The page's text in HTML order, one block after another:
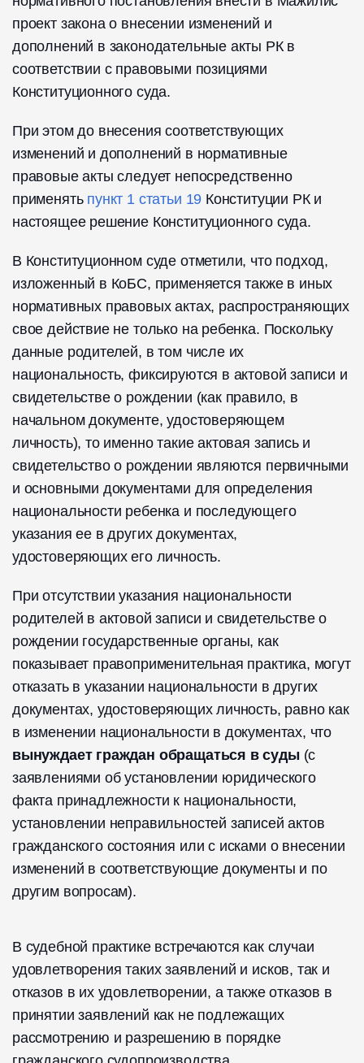
проект закона о внесении изменений и
дополнений в законодательные акты РК в
соответствии с правовыми позициями
Конституционного суда.
При этом до внесения соответствующих
изменений и дополнений в нормативные
правовые акты следует непосредственно
применять пункт 1 статьи 19 Конституции РК и
настоящее решение Конституционного суда.
В Конституционном суде отметили, что подход,
изложенный в КоБС, применяется также в иных
нормативных правовых актах, распространяющих
свое действие не только на ребенка. Поскольку
данные родителей, в том числе их
национальность, фиксируются в актовой записи и
свидетельстве о рождении (как правило, в
начальном документе, удостоверяющем
личность), то именно такие актовая запись и
свидетельство о рождении являются первичными
и основными документами для определения
национальности ребенка и последующего
указания ее в других документах,
удостоверяющих его личность.
При отсутствии указания национальности
родителей в актовой записи и свидетельстве о
рождении государственные органы, как
показывает правоприменительная практика, могут
отказать в указании национальности в других
документах, удостоверяющих личность, равно как
в изменении национальности в документах, что
вынуждает граждан обращаться в суды (с
заявлениями об установлении юридического
факта принадлежности к национальности,
установлении неправильностей записей актов
гражданского состояния или с исками о внесении
изменений в соответствующие документы и по
другим вопросам).
В судебной практике встречаются как случаи
удовлетворения таких заявлений и исков, так и
отказов в их удовлетворении, а также отказов в
принятии заявлений как не подлежащих
рассмотрению и разрешению в порядке